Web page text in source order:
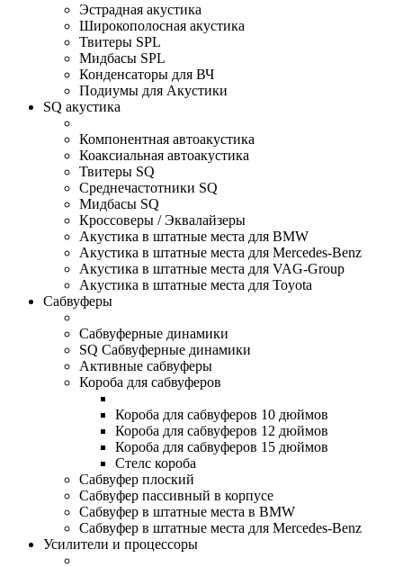
Эстрадная акустика
Широкополосная акустика
Твитеры SPL
Мидбасы SPL
Конденсаторы для ВЧ
Подиумы для Акустики
SQ акустика
Компонентная автоакустика
Коаксиальная автоакустика
Твитеры SQ
Среднечастотники SQ
Мидбасы SQ
Кроссоверы / Эквалайзеры
Акустика в штатные места для BMW
Акустика в штатные места для Mercedes-Benz
Акустика в штатные места для VAG-Group
Акустика в штатные места для Toyota
Сабвуферы
Сабвуферные динамики
SQ Сабвуферные динамики
Активные сабвуферы
Короба для сабвуферов
Короба для сабвуферов 10 дюймов
Короба для сабвуферов 12 дюймов
Короба для сабвуферов 15 дюймов
Стелс короба
Cабвуфер плоский
Сабвуфер пассивный в корпусе
Сабвуфер в штатные места в BMW
Сабвуфер в штатные места для Mercedes-Benz
Усилители и процессоры